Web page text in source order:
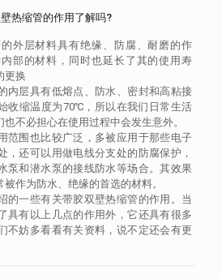
热缩管的作用了解吗?
外层材料具有绝缘、防腐、耐磨的作
部的材料，同时也延长了其的使用寿
更换
内层具有低熔点、防水、密封和高粘接
收缩温度为70℃，所以在我们日常生活
不必担心在使用过程中会发生意外。
范围也比较广泛，多被应用于那些电子
，还可以用做电线分支处的防腐保护，
泵和潜水泵的接线防水等场合。其效果
作为防水、绝缘的首选的材料。
的一些有关带胶双壁热缩管的作用。当
具有以上几点的作用外，它还具有很多
不妨多看看有关资料，说不定还会有更